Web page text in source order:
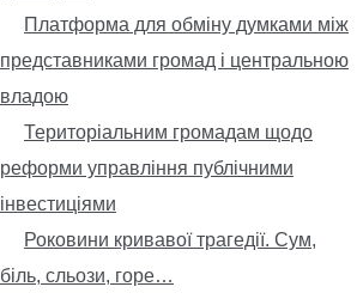
Платформа для обміну думками між
представниками громад і центральною
владою
Територіальним громадам щодо
реформи управління публічними
інвестиціями
Роковини кривавої трагедії. Сум,
біль, сльози, горе…